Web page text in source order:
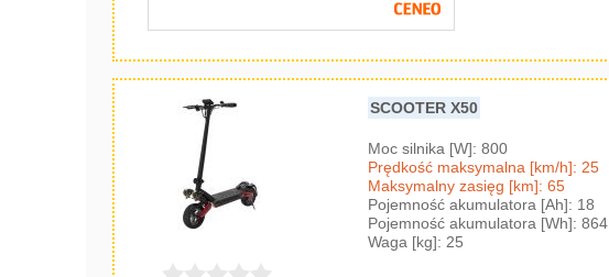
SCOOTER X50
Moc silnika [W]: 800
Prędkość maksymalna [km/h]: 25
Maksymalny zasięg [km]: 65
Pojemność akumulatora [Ah]: 18
Pojemność akumulatora [Wh]: 864
Waga [kg]: 25